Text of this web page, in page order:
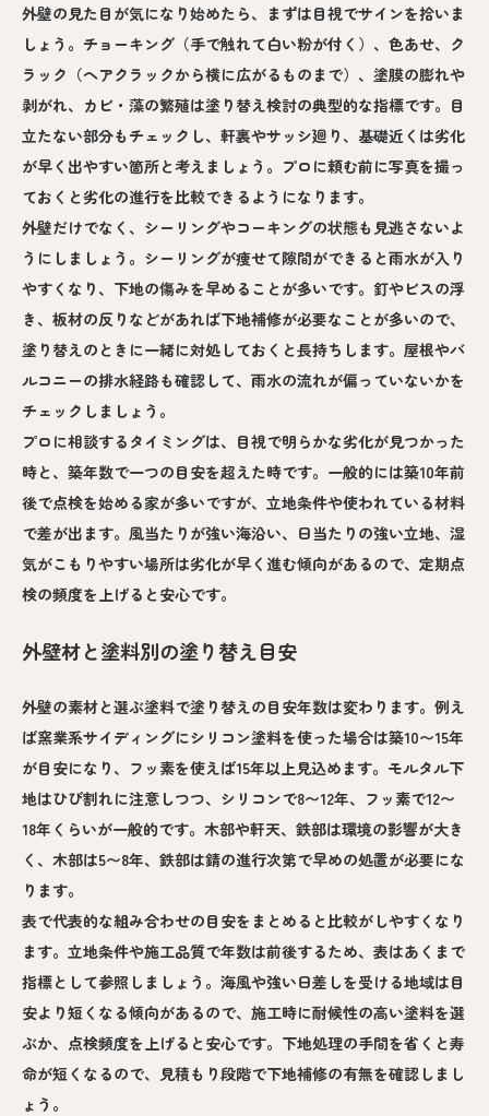
外壁の見た目が気になり始めたら、まずは目視でサインを拾いま
しょう。チョーキング（手で触れて白い粉が付く）、色あせ、ク
ラック（ヘアクラックから横に広がるものまで）、塗膜の膨れや
剥がれ、カビ・藻の繁殖は塗り替え検討の典型的な指標です。目
立たない部分もチェックし、軒裏やサッシ廻り、基礎近くは劣化
が早く出やすい箇所と考えましょう。プロに頼む前に写真を撮っ
ておくと劣化の進行を比較できるようになります。
外壁だけでなく、シーリングやコーキングの状態も見逃さないよ
うにしましょう。シーリングが痩せて隙間ができると雨水が入り
やすくなり、下地の傷みを早めることが多いです。釘やビスの浮
き、板材の反りなどがあれば下地補修が必要なことが多いので、
塗り替えのときに一緒に対処しておくと長持ちします。屋根やバ
ルコニーの排水経路も確認して、雨水の流れが偏っていないかを
チェックしましょう。
プロに相談するタイミングは、目視で明らかな劣化が見つかった
時と、築年数で一つの目安を超えた時です。一般的には築10年前
後で点検を始める家が多いですが、立地条件や使われている材料
で差が出ます。風当たりが強い海沿い、日当たりの強い立地、湿
気がこもりやすい場所は劣化が早く進む傾向があるので、定期点
検の頻度を上げると安心です。
外壁材と塗料別の塗り替え目安
外壁の素材と選ぶ塗料で塗り替えの目安年数は変わります。例え
ば窯業系サイディングにシリコン塗料を使った場合は築10〜15年
が目安になり、フッ素を使えば15年以上見込めます。モルタル下
地はひび割れに注意しつつ、シリコンで8〜12年、フッ素で12〜
18年くらいが一般的です。木部や軒天、鉄部は環境の影響が大き
く、木部は5〜8年、鉄部は錆の進行次第で早めの処置が必要にな
ります。
表で代表的な組み合わせの目安をまとめると比較がしやすくなり
ます。立地条件や施工品質で年数は前後するため、表はあくまで
指標として参照しましょう。海風や強い日差しを受ける地域は目
安より短くなる傾向があるので、施工時に耐候性の高い塗料を選
ぶか、点検頻度を上げると安心です。下地処理の手間を省くと寿
命が短くなるので、見積もり段階で下地補修の有無を確認しまし
ょう。